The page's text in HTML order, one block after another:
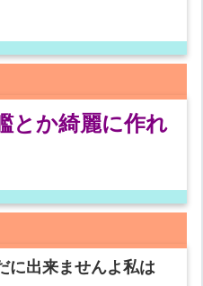
とか綺麗に作れ
に出来ませんよ私は